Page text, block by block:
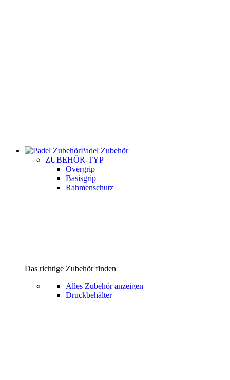
Padel Zubehör
ZUBEHÖR-TYP
Overgrip
Basisgrip
Rahmenschutz
Das richtige Zubehör finden
Alles Zubehör anzeigen
Druckbehälter